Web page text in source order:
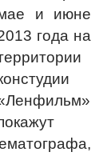
и июне
года на